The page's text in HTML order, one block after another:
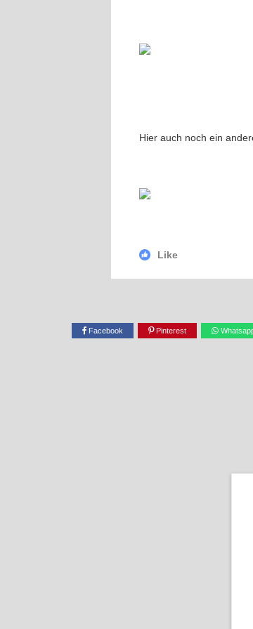
Hier auch noch ein
Like
Facebook Pinterest